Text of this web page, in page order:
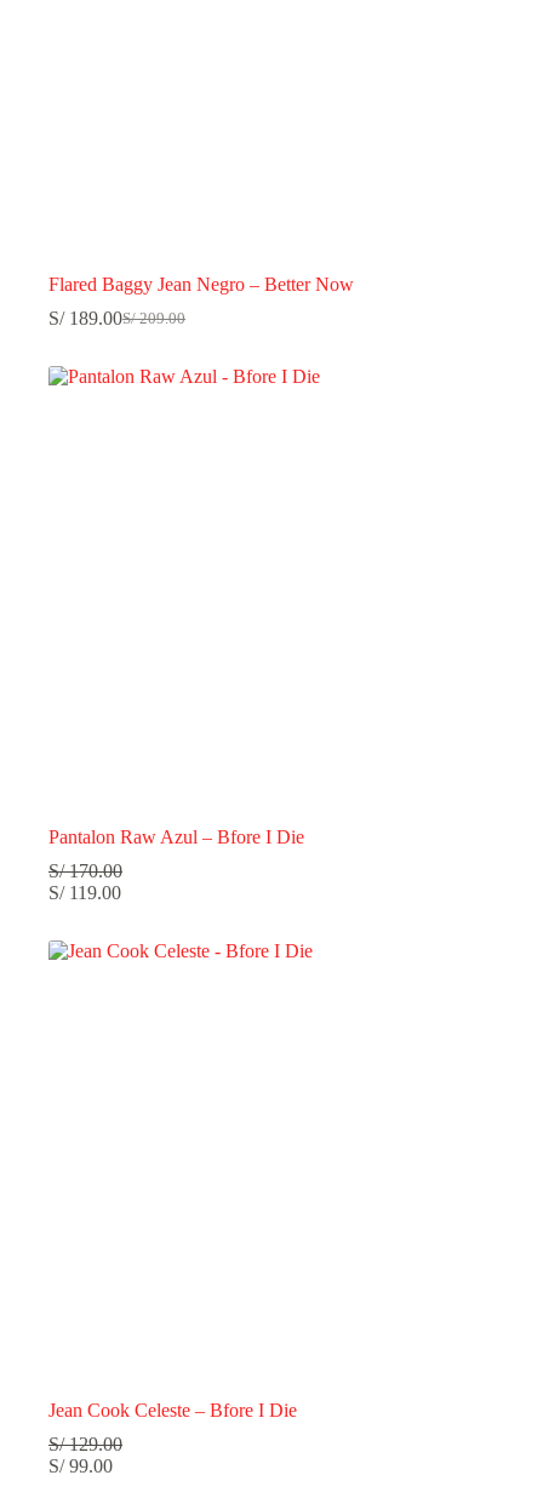
Flared Baggy Jean Negro – Better Now
S/209.00
El
original
S/189.00El
actual
Pantalon Raw Azul – Bfore I Die
S/170.00
S/119.00
Jean Cook Celeste – Bfore I Die
S/129.00
S/99.00